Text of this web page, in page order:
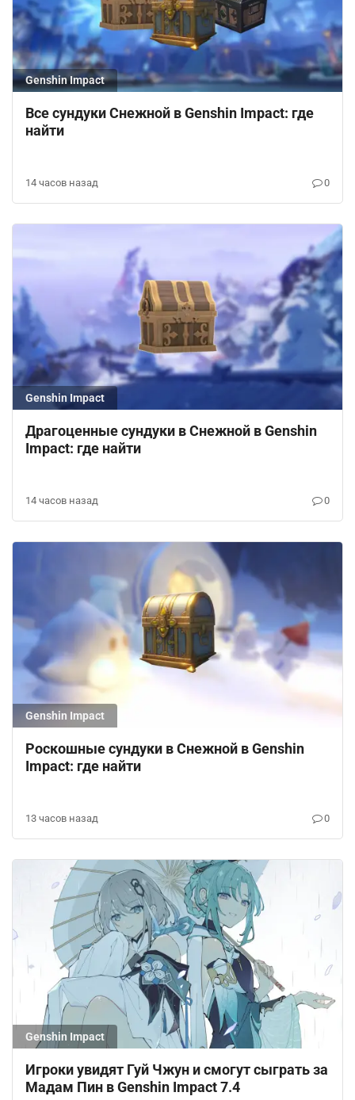
Genshin Impact
Все сундуки Снежной в Genshin Impact: где
найти
14 часов назад 0
Genshin Impact
Драгоценные сундуки в Снежной в Genshin
Impact: где найти
14 часов назад 0
Genshin Impact
Роскошные сундуки в Снежной в Genshin
Impact: где найти
13 часов назад 0
Genshin Impact
Игроки увидят Гуй Чжун и смогут сыграть за
Мадам Пин в Genshin Impact 7.4